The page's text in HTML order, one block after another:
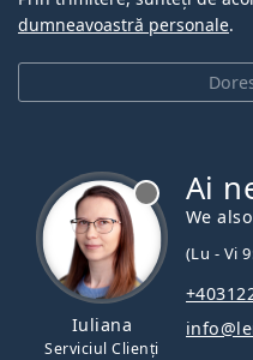
dumneavoastră personale.
Iuliana
Serviciul Clienți
Ai
We
(Lu - Vi